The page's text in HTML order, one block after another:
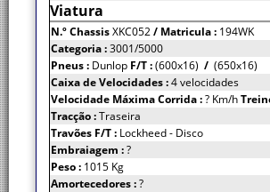
Viatura
N.º ChassisXKC052/ Matricula : 194WK
Categoria :3001/5000
Pneus : Dunlop F/T :(600x16) / (650x16)
Caixa de Velocidades :4 velocidades
Velocidade Máxima Corrida :? Km/h
Tracção :Traseira
Travões F/T : Lockheed - Disco
Embraiagem :?
Peso : 1015 Kg
Amortecedores :?